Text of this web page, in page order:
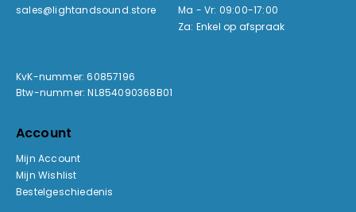
sales@lightandsound.store
Ma - Vr: 09:00-17:00
Za: Enkel op afspraak
KvK-nummer: 60857196
Btw-nummer: NL854090368B01
Account
Mijn Account
Mijn Wishlist
Bestelgeschiedenis